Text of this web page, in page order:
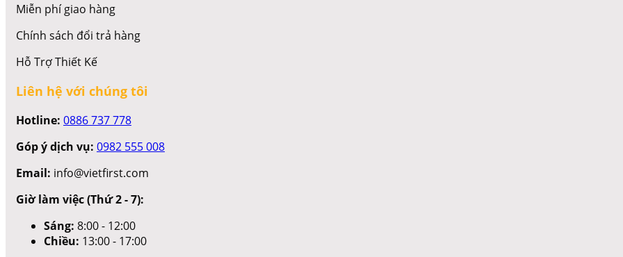
Miễn phí giao hàng
Chính sách đổi trả hàng
Hỗ Trợ Thiết Kế
Liên hệ với chúng tôi
Hotline: 0886 737 778
Góp ý dịch vụ: 0982 555 008
Email: info@vietfirst.com
Giờ làm việc (Thứ 2 - 7):
Sáng: 8:00 - 12:00
Chiều: 13:00 - 17:00